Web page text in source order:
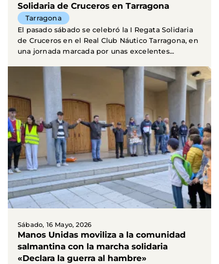
Solidaria de Cruceros en Tarragona
Tarragona
El pasado sábado se celebró la I Regata Solidaria
de Cruceros en el Real Club Náutico Tarragona, en
una jornada marcada por unas excelentes...
Sábado, 16 Mayo, 2026
Manos Unidas moviliza a la comunidad
salmantina con la marcha solidaria
«Declara la guerra al hambre»